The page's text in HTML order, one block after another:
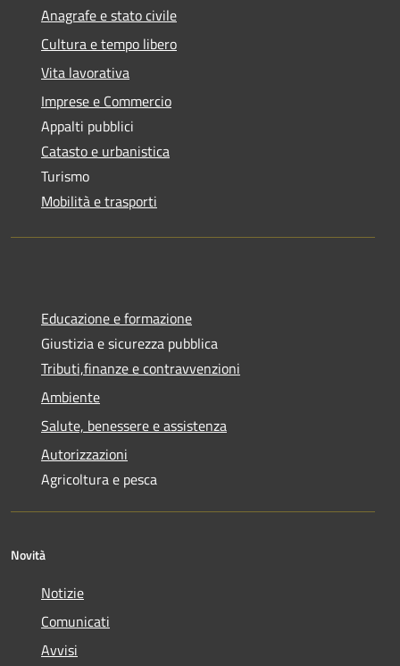
Anagrafe e stato civile
Cultura e tempo libero
Vita lavorativa
Imprese e Commercio
Appalti pubblici
Catasto e urbanistica
Turismo
Mobilità e trasporti
Educazione e formazione
Giustizia e sicurezza pubblica
Tributi,finanze e contravvenzioni
Ambiente
Salute, benessere e assistenza
Autorizzazioni
Agricoltura e pesca
Novità
Notizie
Comunicati
Avvisi